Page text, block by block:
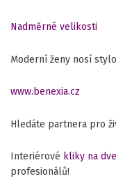
Nadměrné velikosti
Moderní ženy nosí
www.benexia.cz
Hledáte partnera pro
Interiérové kliky na
profesionálů!